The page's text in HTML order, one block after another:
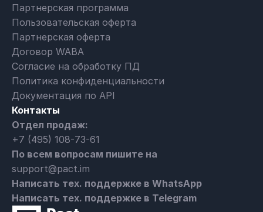
Партнерская программа
Пользовательская оферта
Партнерская оферта
Договор WABA
Согласие на обработку ПД
Политика конфиденциальности
Документация по API
Контакты
Отдел продаж:
+7 (495) 108-73-61
По всем вопросам пишите на
support@pact.im
Написать тех. поддержке в WhatsApp
Написать тех. поддержке в Telegram